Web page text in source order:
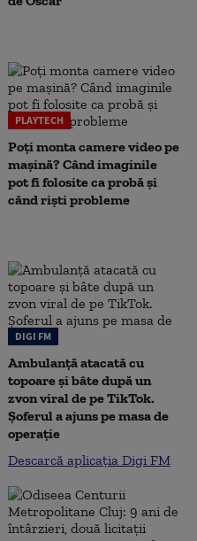
PLAYTECH
Poți monta camere video pe
mașină? Când imaginile
pot fi folosite ca probă și
când riști probleme
DIGI FM
Ambulanță atacată cu
topoare și bâte după un
zvon viral de pe TikTok.
Șoferul a ajuns pe masa de
operație
Descarcă aplicația Digi FM